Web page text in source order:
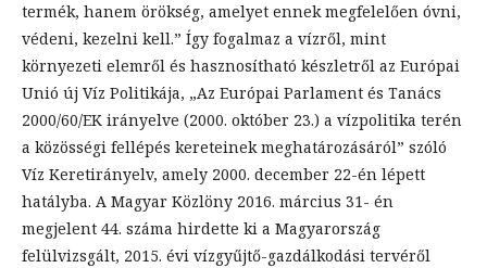
termék, hanem örökség, amelyet ennek megfelelően óvni,
védeni, kezelni kell.” Így fogalmaz a vízről, mint
környezeti elemről és hasznosítható készletről az Európai
Unió új Víz Politikája, „Az Európai Parlament és Tanács
2000/60/EK irányelve (2000. október 23.) a vízpolitika terén
a közösségi fellépés kereteinek meghatározásáról” szóló
Víz Keretirányelv, amely 2000. december 22-én lépett
hatályba. A Magyar Közlöny 2016. március 31- én
megjelent 44. száma hirdette ki a Magyarország
felülvizsgált, 2015. évi vízgyűjtő-gazdálkodási tervéről